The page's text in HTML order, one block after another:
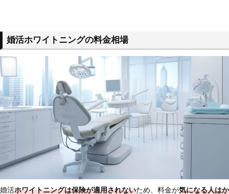
婚活ホワイトニングの料金相場
婚活ホワイトニングは保険が適用されないため、料金が気になる人はか